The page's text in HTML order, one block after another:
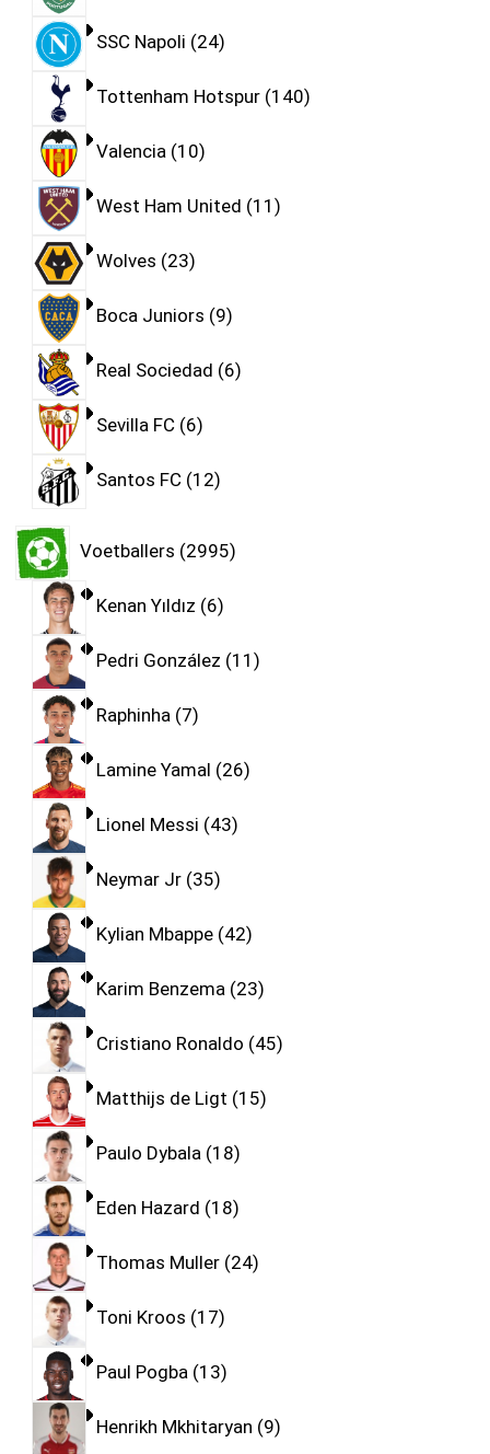
SSC Napoli 24
Tottenham Hotspur 140
Valencia 10
West Ham United 11
Wolves 23
Boca Juniors 9
Real Sociedad 6
Sevilla FC 6
Santos FC 12
Voetballers 2995
Kenan Yıldız 6
Pedri González 11
Raphinha 7
Lamine Yamal 26
Lionel Messi 43
Neymar Jr 35
Kylian Mbappe 42
Karim Benzema 23
Cristiano Ronaldo 45
Matthijs de Ligt 15
Paulo Dybala 18
Eden Hazard 18
Thomas Muller 24
Toni Kroos 17
Paul Pogba 13
Henrikh Mkhitaryan 9